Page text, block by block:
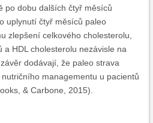
po dobu dalších čtyř měsíců
uplynutí čtyř měsíců paleo
zlepšení celkového cholesterolu,
a HDL cholesterolu nezávisle na
dodávají, že paleo strava
managementu u pacientů
& Carbone, 2015).